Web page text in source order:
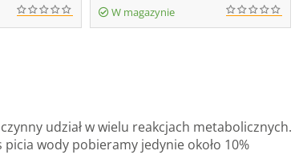
W magazynie
udział w wielu reakcjach metabolicznych.
wody pobieramy jedynie około 10%